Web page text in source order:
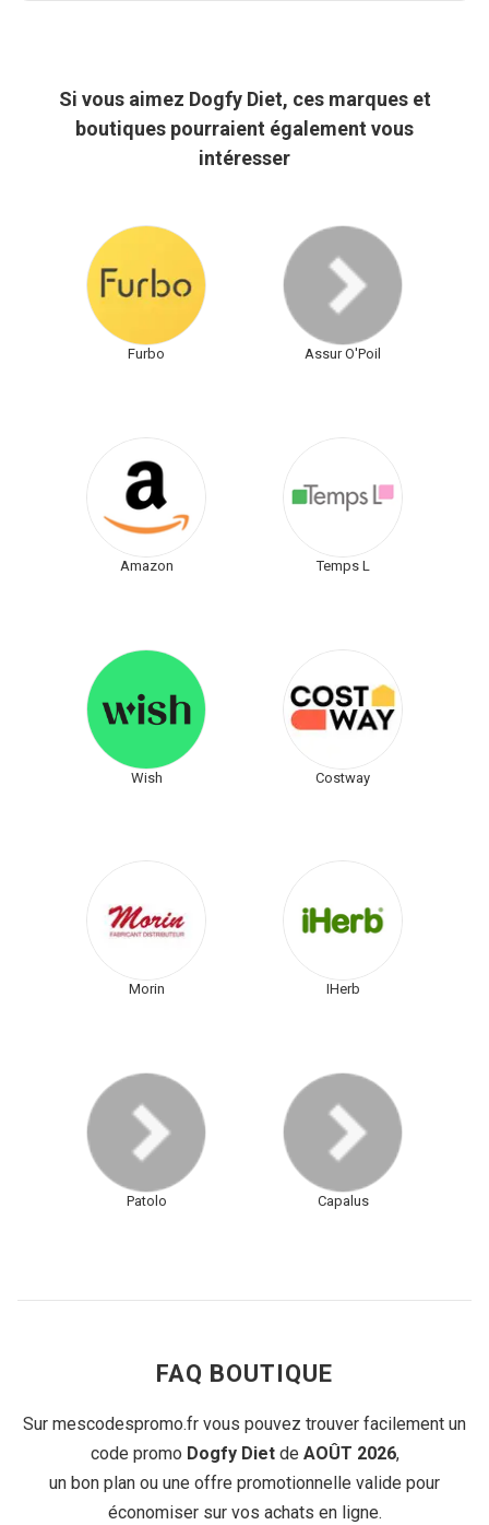
Si vous aimez Dogfy Diet, ces marques et
boutiques pourraient également vous
intéresser
Furbo Assur O'Poil
Amazon Temps L
Wish Costway
Morin IHerb
Patolo Capalus
FAQ BOUTIQUE
Sur mescodespromo.fr vous pouvez trouver facilement un
code promo Dogfy Dietde AOÛT 2026,
un bon plan ou une offre promotionnelle valide pour
économiser sur vos achats en ligne.